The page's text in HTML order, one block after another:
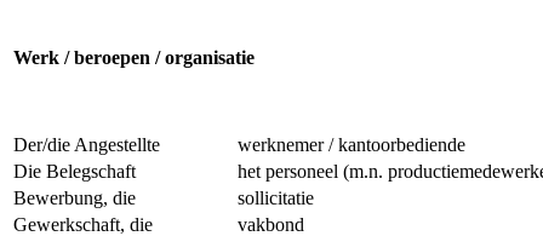
Werk / beroepen / organisatie
Der/die Angestellte
werknemer / kantoorbediende
Die Belegschaft
het personeel (m.n.
Bewerbung, die
sollicitatie
Gewerkschaft, die
vakbond